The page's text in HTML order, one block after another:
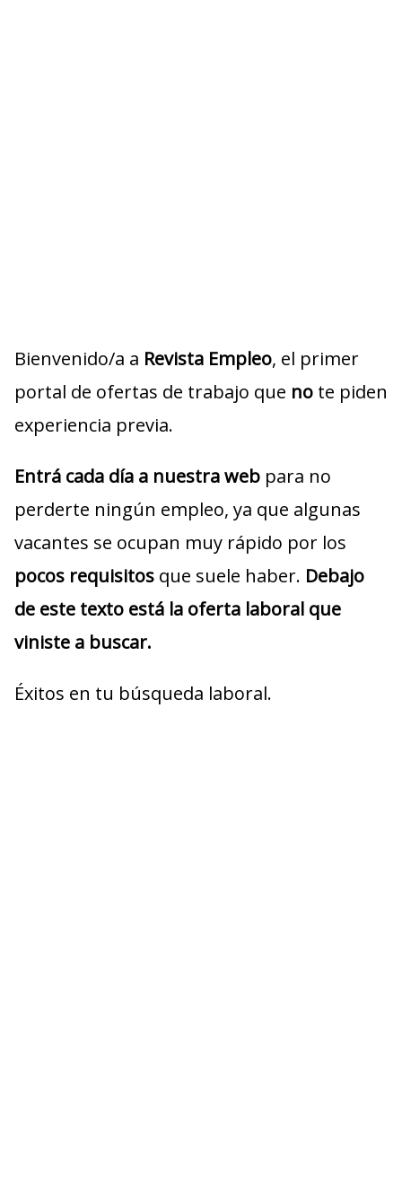
Bienvenido/a a Revista Empleo, el primer
portal de ofertas de trabajo que no te piden
experiencia previa.
Entrá cada día a nuestra web para no
perderte ningún empleo, ya que algunas
vacantes se ocupan muy rápido por los
pocos requisitos que suele haber. Debajo
de este texto está la oferta laboral que
viniste a buscar.
Éxitos en tu búsqueda laboral.